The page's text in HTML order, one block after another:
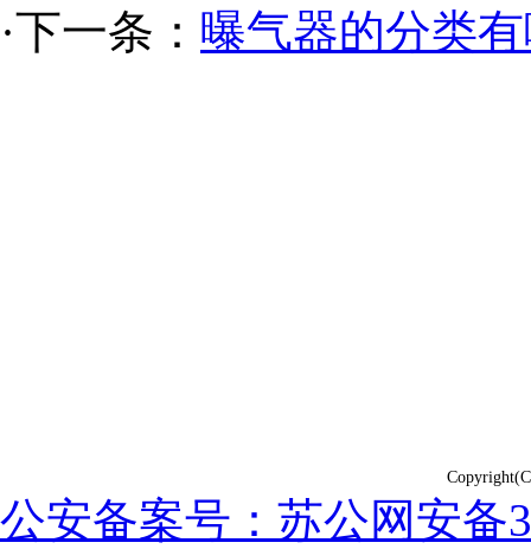
·下一条： 曝气器的分类
公安备案号：苏公网安备